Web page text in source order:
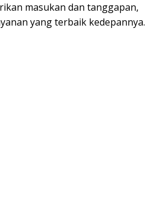
masukan dan tanggapan,
yang terbaik kedepannya.